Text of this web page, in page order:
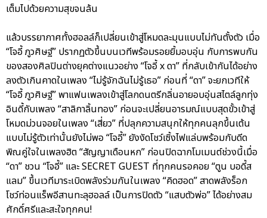
เต็มไปด้วยความสุขจนล้น
แล้วบรรยากาศทั้งฮอลล์ก็เปลี่ยนเข้าสู่โหมดละมุนแบบไม่ทันตั้งตัว เมื่อ
“โจอี้ ภูวศิษฐ์” ปรากฏตัวขึ้นบนเวทีพร้อมรอยยิ้มอบอุ่น กับการพบกัน
ของสองศิลปินต่างยุคต่างแนวอย่าง “โจอี้ x ดา” ที่กลับเข้ากันได้อย่าง
ลงตัวเกินคาดในเพลง “ไม่รู้จักฉันไม่รู้เธอ” ก่อนที่ “ดา” จะยกเวทีให้
“โจอี้ ภูวศิษฐ์” พาแฟนเพลงเข้าสู่โลกดนตรีกลิ่นอายอบอุ่นสไตล์ลูกทุ่ง
อินดี้กับเพลง “สาลิกาลิ้นทอง” ก่อนจะเปลี่ยนอารมณ์แบบสุดขั้วเข้าสู่
โหมดม่วนจอยในเพลง “เสี่ยว” ที่ปลุกความสนุกให้ทุกคนลุกขึ้นเต้น
แบบไม่รู้ตัวเท่านั้นยังไม่พอ “โจอี้” ยังงัดโชว์เซิ้งไฟแล่บพร้อมกับดีด
พิณคู่ใจในเพลงฮิต “สัญญาเดือนหก” ก่อนปิดฉากโมเมนต์ช่วงนี้เมื่อ
“ดา” ชวน “โจอี้” และ SECRET GUEST ที่ทุกคนรอคอย “ตูน บอดี้ส
แลม” ขึ้นเวทีมาระเบิดพลังร่วมกันในเพลง “คิดฮอด” สาดพลังร็อก
โชว์ท่อนแร็พอีสานทะลุฮอลล์ เป็นการปิดตัว “แสบตัวพ่อ” ได้อย่างสม
ศักดิ์ศรีและสะใจทุกคน!